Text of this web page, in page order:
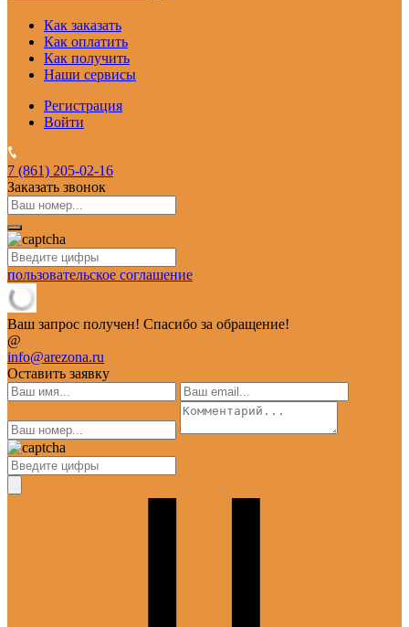
Как заказать
Как оплатить
Как получить
Наши сервисы
Регистрация
Войти
7 (861) 205-02-16
Заказать звонок
пользовательское соглашение
Ваш запрос получен! Спасибо за обращение!
@
info@arezona.ru
Оставить заявку